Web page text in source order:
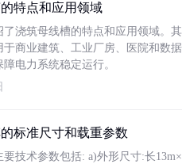
特点和应用领域
了浇筑母线槽的特点和应用领域。
于商业建筑、工业厂房、医院和数
电力系统稳定运行。
标准尺寸和载重参数
要技术参数包括: a)外形尺寸:长